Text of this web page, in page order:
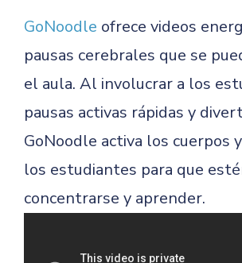
GoNoodle ofrece videos
pausas cerebrales que se
el aula. Al involucrar a los
pausas activas rápidas y
GoNoodle activa los cuerpos
los estudiantes para que
concentrarse y aprender.